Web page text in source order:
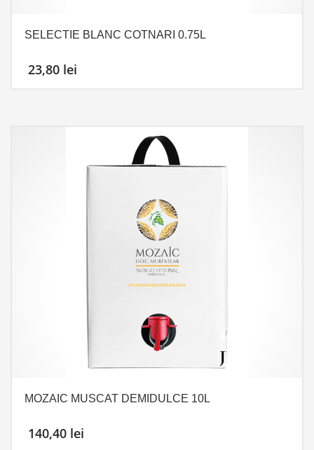
SELECTIE BLANC COTNARI 0.75L
23,80 lei
MOZAIC MUSCAT DEMIDULCE 10L
140,40 lei